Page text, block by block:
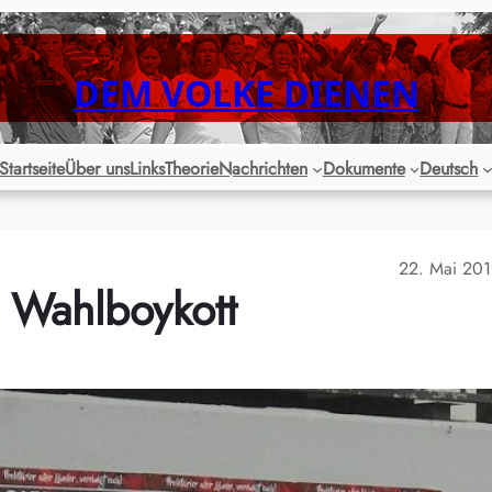
DEM VOLKE DIENEN
StartseiteÜber unsLinksTheorieNachrichten Dokumente Deutsch
22. Mai